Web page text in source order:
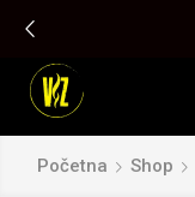
Početna Shop